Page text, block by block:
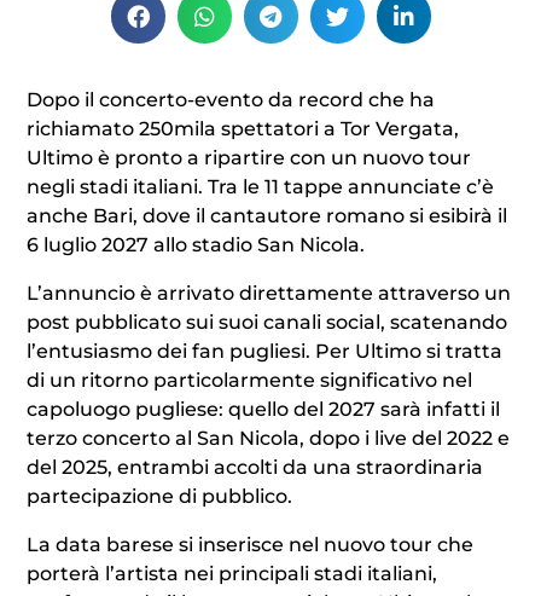
Dopo il concerto-evento da record che ha
richiamato 250mila spettatori a Tor Vergata,
Ultimo è pronto a ripartire con un nuovo tour
negli stadi italiani. Tra le 11 tappe annunciate c’è
anche Bari, dove il cantautore romano si esibirà il
6 luglio 2027 allo stadio San Nicola.
L’annuncio è arrivato direttamente attraverso un
post pubblicato sui suoi canali social, scatenando
l’entusiasmo dei fan pugliesi. Per Ultimo si tratta
di un ritorno particolarmente significativo nel
capoluogo pugliese: quello del 2027 sarà infatti il
terzo concerto al San Nicola, dopo i live del 2022 e
del 2025, entrambi accolti da una straordinaria
partecipazione di pubblico.
La data barese si inserisce nel nuovo tour che
porterà l’artista nei principali stadi italiani,